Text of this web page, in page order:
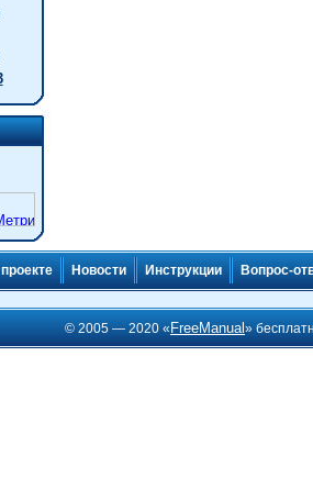
Новости Инструкции Вопрос-
© 2005 — 2020 « FreeManual»